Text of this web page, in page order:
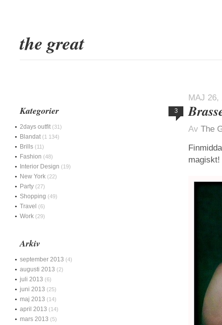
the great
MAJ 26,
3
Av The
magiskt!
Kategorier
2days outfit (31)
Blandat (1 134)
Brills (11)
Fashion (48)
Interior Design (19)
New York (22)
Party (27)
Shopping (49)
Travel (6)
Work (29)
Arkiv
september 2013 (4)
augusti 2013 (2)
juli 2013 (6)
juni 2013 (25)
maj 2013 (14)
april 2013 (14)
mars 2013 (5)